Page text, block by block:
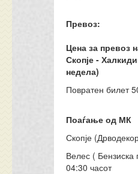
Превоз:
Цена за превоз
Скопје -
недела)
Повратен билет
Поаѓање од МК
Скопје
Велес (
04:30 часот